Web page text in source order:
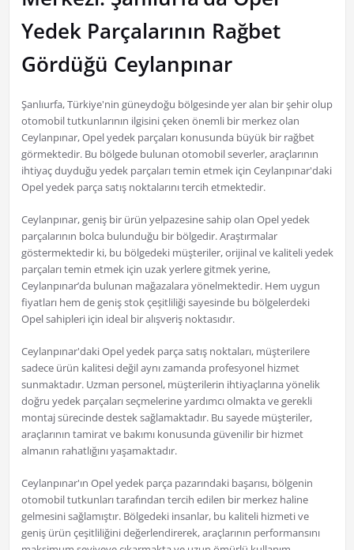
Yedek Parçalarının Rağbet
Gördüğü Ceylanpınar
Şanlıurfa, Türkiye'nin güneydoğu bölgesinde yer alan bir şehir olup
otomobil tutkunlarının ilgisini çeken önemli bir merkez olan
Ceylanpınar, Opel yedek parçaları konusunda büyük bir rağbet
görmektedir. Bu bölgede bulunan otomobil severler, araçlarının
ihtiyaç duyduğu yedek parçaları temin etmek için Ceylanpınar'daki
Opel yedek parça satış noktalarını tercih etmektedir.
Ceylanpınar, geniş bir ürün yelpazesine sahip olan Opel yedek
parçalarının bolca bulunduğu bir bölgedir. Araştırmalar
göstermektedir ki, bu bölgedeki müşteriler, orijinal ve kaliteli yedek
parçaları temin etmek için uzak yerlere gitmek yerine,
Ceylanpınar’da bulunan mağazalara yönelmektedir. Hem uygun
fiyatları hem de geniş stok çeşitliliği sayesinde bu bölgelerdeki
Opel sahipleri için ideal bir alışveriş noktasıdır.
Ceylanpınar'daki Opel yedek parça satış noktaları, müşterilere
sadece ürün kalitesi değil aynı zamanda profesyonel hizmet
sunmaktadır. Uzman personel, müşterilerin ihtiyaçlarına yönelik
doğru yedek parçaları seçmelerine yardımcı olmakta ve gerekli
montaj sürecinde destek sağlamaktadır. Bu sayede müşteriler,
araçlarının tamirat ve bakımı konusunda güvenilir bir hizmet
almanın rahatlığını yaşamaktadır.
Ceylanpınar'ın Opel yedek parça pazarındaki başarısı, bölgenin
otomobil tutkunları tarafından tercih edilen bir merkez haline
gelmesini sağlamıştır. Bölgedeki insanlar, bu kaliteli hizmeti ve
geniş ürün çeşitliliğini değerlendirerek, araçlarının performansını